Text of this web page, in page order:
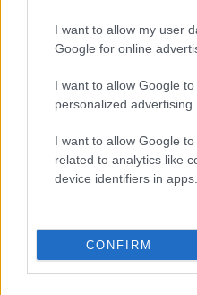
I want to allow my user
Google for online
I want to allow Google
personalized advertising.
I want to allow Google
related to analytics like
device identifiers in apps.
CONFIRM
I år är det 20 år sedan
portarna – två decennier
hockeyögonblick,